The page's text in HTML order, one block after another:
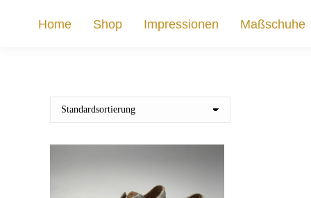
Home Shop Impressionen Maßschuhe